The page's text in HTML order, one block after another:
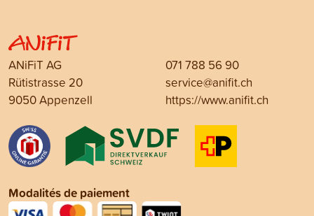
ANiFiT AG
Rütistrasse 20
9050 Appenzell
071 788 56 90
service@anifit.ch
https://www.anifit.ch
Modalités de paiement